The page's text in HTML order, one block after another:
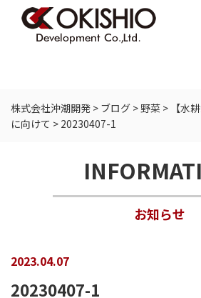
株式会社沖潮開発 > ブログ >野菜 > 【水
に向けて > 20230407-1
お知らせ
2023.04.07
20230407-1